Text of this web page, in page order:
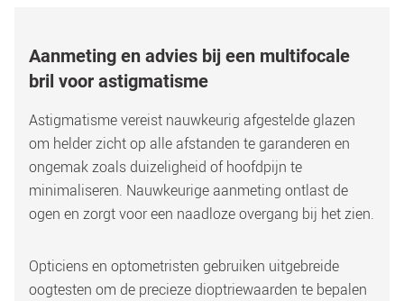
Aanmeting en advies bij een multifocale
bril voor astigmatisme
Astigmatisme vereist nauwkeurig afgestelde glazen
om helder zicht op alle afstanden te garanderen en
ongemak zoals duizeligheid of hoofdpijn te
minimaliseren. Nauwkeurige aanmeting ontlast de
Opticiens en optometristen gebruiken uitgebreide
oogtesten om de precieze dioptriewaarden te bepalen